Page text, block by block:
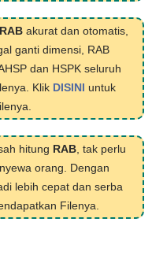
RAB akurat dan otomatis,
ganti dimensi, RAB
dan HSPK seluruh
Klik DISINI untuk
hitung RAB , tak perlu
orang. Dengan
lebih cepat dan serba
Filenya.